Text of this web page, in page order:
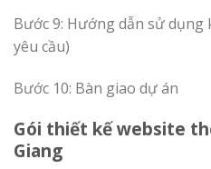
Bước 9: Hướng dẫn sử dụng
yêu cầu)
Bước 10: Bàn giao dự án
Gói thiết kế website
Giang